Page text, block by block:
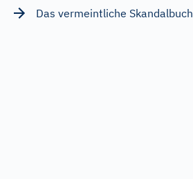
Das vermeintliche Skandalbuch